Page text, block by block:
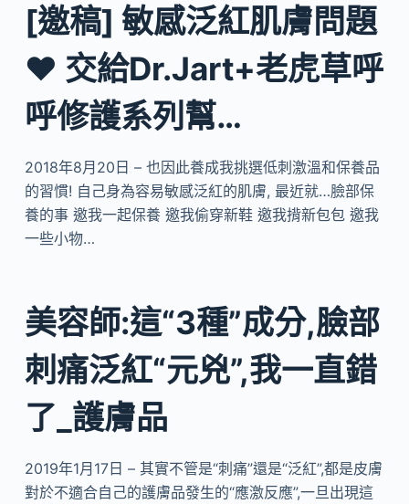
[邀稿] 敏感泛紅肌膚問題
♥ 交給Dr.Jart+老虎草呼
呼修護系列幫…
2018年8月20日 – 也因此養成我挑選低刺激溫和保養品
的習慣! 自己身為容易敏感泛紅的肌膚, 最近就…臉部保
養的事 邀我一起保養 邀我偷穿新鞋 邀我揹新包包 邀我
一些小物…
美容師:這“3種”成分,臉部
刺痛泛紅“元兇”,我一直錯
了_護膚品
2019年1月17日 – 其實不管是“刺痛”還是“泛紅”,都是皮膚
對於不適合自己的護膚品發生的“應激反應”,一旦出現這